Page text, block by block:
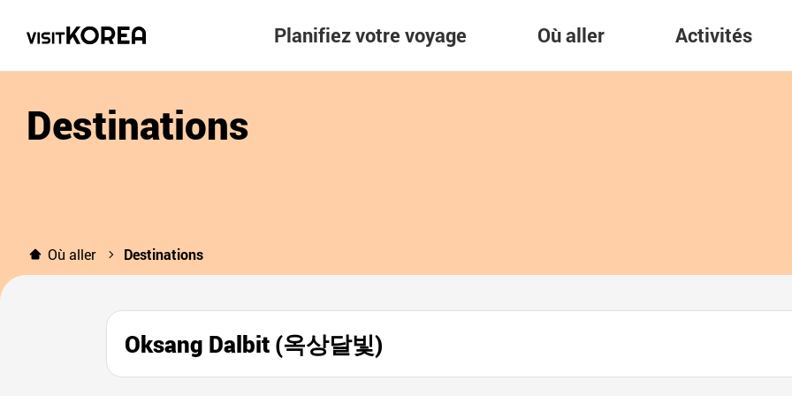
Planifiez votre voyage Où aller Activités
Destinations
Où aller Destinations
Oksang Dalbit (옥상달빛)